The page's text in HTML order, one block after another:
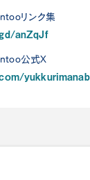
リンク集
anZqJf
公式X